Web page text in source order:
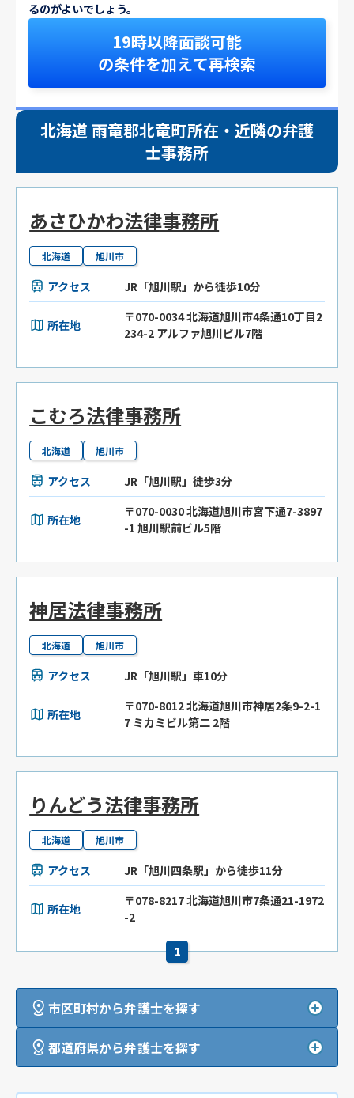
るのがよいでしょう。
19時以降面談可能
の条件を加えて再検索
北海道 雨竜郡北竜町所在・近隣の弁護
士事務所
あさひかわ法律事務所
北海道 旭川市
アクセス JR「旭川駅」から徒歩10分
所在地
〒070-0034 北海道旭川市4条通10丁目2
234-2 アルファ旭川ビル7階
こむろ法律事務所
北海道 旭川市
アクセス JR「旭川駅」徒歩3分
所在地
〒070-0030 北海道旭川市宮下通7-3897
-1 旭川駅前ビル5階
神居法律事務所
北海道 旭川市
アクセス JR「旭川駅」車10分
所在地
〒070-8012 北海道旭川市神居2条9-2-1
7 ミカミビル第二 2階
りんどう法律事務所
北海道 旭川市
アクセス JR「旭川四条駅」から徒歩11分
所在地
〒078-8217 北海道旭川市7条通21-1972
-2
1
市区町村から弁護士を探す
都道府県から弁護士を探す